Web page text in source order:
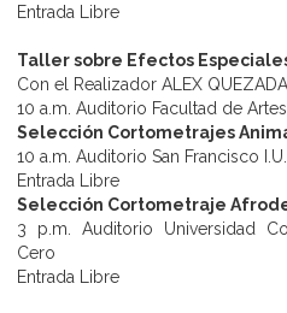
Entrada Libre
Taller sobre Efectos
Con el Realizador ALEX QUEZADA
10 a.m. Auditorio Facultad de
Selección Cortometrajes
10 a.m. Auditorio San Francisco
Entrada Libre
Selección Cortometraje
3 p.m. Auditorio Universidad
Cero
Entrada Libre